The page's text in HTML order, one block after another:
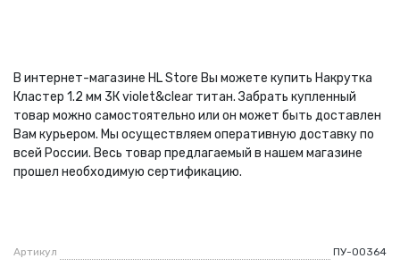
В интернет-магазине HL Store Вы можете купить Накрутка
Кластер 1.2 мм 3К violet&clear титан. Забрать купленный
товар можно самостоятельно или он может быть доставлен
Вам курьером. Мы осуществляем оперативную доставку по
всей России. Весь товар предлагаемый в нашем магазине
прошел необходимую сертификацию.
Артикул
ПУ-00364